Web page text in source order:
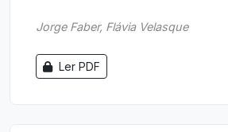
Jorge Faber, Flávia Velasque
Ler PDF